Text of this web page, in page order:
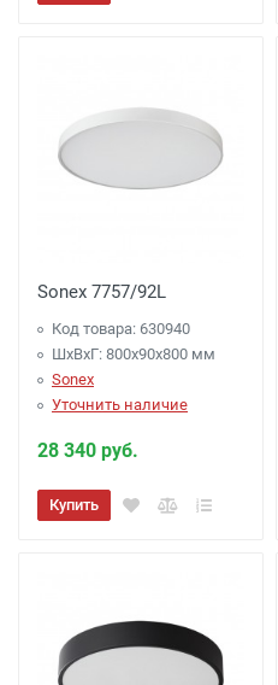
Sonex 7757/92L
Код товара: 630940
ШхВхГ: 800x90x800 мм
Sonex
Уточнить наличие
28 340 руб.
Купить